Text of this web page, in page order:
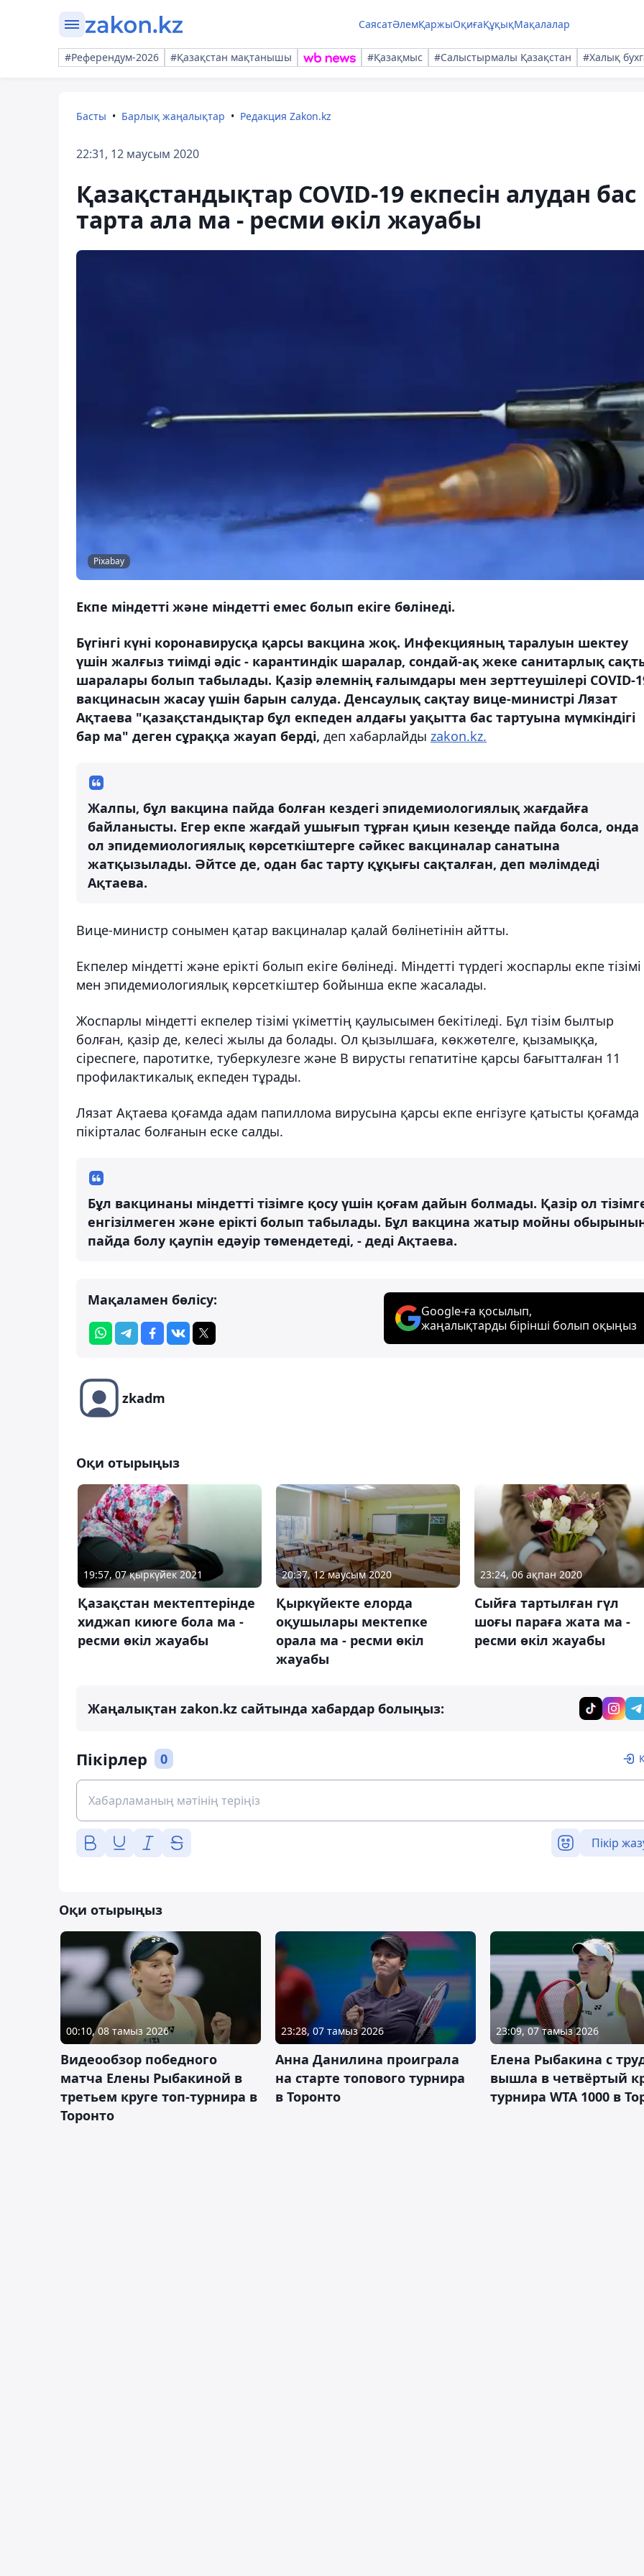
СаясатӘлемҚаржыОқиғаҚұқықМақалалар
#Референдум-2026 #Қазақстан мақтанышы #Қазақмыс #Салыстырмалы Қазақстан #Халық
Басты Барлық жаңалықтар Редакция Zakon.kz
22:31, 12 маусым 2020
Қазақстандықтар COVID-19 екпесін алудан бас
тарта ала ма - ресми өкіл жауабы
Pixabay
Екпе міндетті және міндетті емес болып екіге бөлінеді.
Бүгінгі күні коронавирусқа қарсы вакцина жоқ. Инфекцияның таралуын шектеу
үшін жалғыз тиімді әдіс - карантиндік шаралар, сондай-ақ жеке санитарлық
шаралары болып табылады. Қазір әлемнің ғалымдары мен зерттеушілері COVID-
вакцинасын жасау үшін барын салуда. Денсаулық сақтау вице-министрі Лязат
Ақтаева "қазақстандықтар бұл екпеден алдағы уақытта бас тартуына мүмкіндігі
бар ма" деген сұраққа жауап берді, деп хабарлайды zakon.kz.
Жалпы, бұл вакцина пайда болған кездегі эпидемиологиялық жағдайға
байланысты. Егер екпе жағдай ушығып тұрған қиын кезеңде пайда болса, онда
ол эпидемиологиялық көрсеткіштерге сәйкес вакциналар санатына
жатқызылады. Әйтсе де, одан бас тарту құқығы сақталған, деп мәлімдеді
Ақтаева.
Вице-министр сонымен қатар вакциналар қалай бөлінетінін айтты.
Екпелер міндетті және ерікті болып екіге бөлінеді. Міндетті түрдегі жоспарлы екпе тізімі
мен эпидемиологиялық көрсеткіштер бойынша екпе жасалады.
Жоспарлы міндетті екпелер тізімі үкіметтің қаулысымен бекітіледі. Бұл тізім былтыр
болған, қазір де, келесі жылы да болады. Ол қызылшаға, көкжөтелге, қызамыққа,
сіреспеге, паротитке, туберкулезге және В вирусты гепатитіне қарсы бағытталған 11
профилактикалық екпеден тұрады.
Лязат Ақтаева қоғамда адам папиллома вирусына қарсы екпе енгізуге қатысты қоғамда
пікірталас болғанын еске салды.
Бұл вакцинаны міндетті тізімге қосу үшін қоғам дайын болмады. Қазір ол
енгізілмеген және ерікті болып табылады. Бұл вакцина жатыр мойны
пайда болу қаупін едәуір төмендетеді, - деді Ақтаева.
Мақаламен бөлісу:
Google-ға қосылып,
жаңалықтарды бірінші болып оқыңыз
zkadm
Оқи отырыңыз
19:57, 07 қыркүйек 2021
Қазақстан мектептерінде
хиджап киюге бола ма -
ресми өкіл жауабы
20:37, 12 маусым 2020
Қыркүйекте елорда
оқушылары мектепке
орала ма - ресми өкіл
жауабы
23:24, 06 ақпан 2020
Сыйға тартылған гүл
шоғы параға жата ма -
ресми өкіл жауабы
Жаңалықтан zakon.kz сайтында хабардар болыңыз:
Пікірлер 0
Пікір
Оқи отырыңыз
00:10, 08 тамыз 2026
Видеообзор победного
матча Елены Рыбакиной в
третьем круге топ-турнира в
Торонто
23:28, 07 тамыз 2026
Анна Данилина проиграла
на старте топового турнира
в Торонто
23:09, 07 тамыз 2026
Елена Рыбакина с
вышла в четвёртый
турнира WTA 1000 в